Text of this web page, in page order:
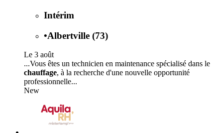
Intérim
•Albertville (73)
Le 3 août
...Vous êtes un technicien en maintenance spécialisé dans le
chauffage, à la recherche d'une nouvelle opportunité
professionnelle...
New